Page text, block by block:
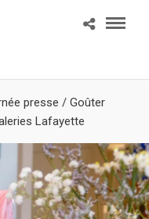
presse / Goûter
Lafayette